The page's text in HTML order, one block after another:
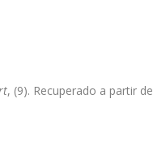
, (9). Recuperado a partir de